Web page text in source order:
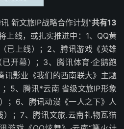
新文旅IP战略合作计划”共有13
上线，或扎实推进中：1、QQ黄
已上线）；2、腾讯游戏《英雄
开幕）；3、腾讯体育·企鹅跑
讯影业《我们的西南联大》主题
5、腾讯*云南 省级文旅IP形象
；6、腾讯动漫《一人之下》人
）；7、腾讯文旅.云南礼物瓦猫